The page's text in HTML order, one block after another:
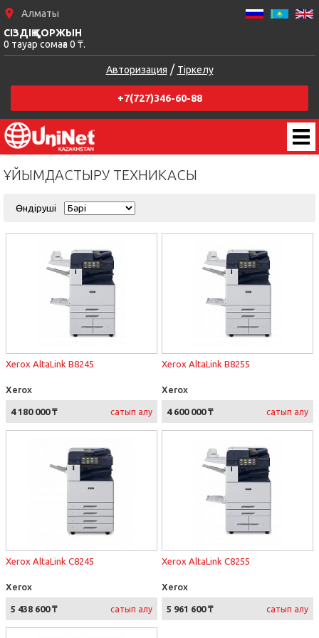
Алматы
+7(727)346-60-88
СІЗДІҢ ҚОРЖЫН
0 тауар сомаға 0 ₸.
Авторизация / Тіркелу
ҰЙЫМДАСТЫРУ ТЕХНИКАСЫ
Өндiрушi
Xerox AltaLink B8245
Xerox
4 180 000 ₸ сатып алу
Xerox AltaLink B8255
Xerox
4 600 000 ₸ сатып алу
Xerox AltaLink C8245
Xerox
5 438 600 ₸ сатып алу
Xerox AltaLink C8255
Xerox
5 961 600 ₸ сатып алу